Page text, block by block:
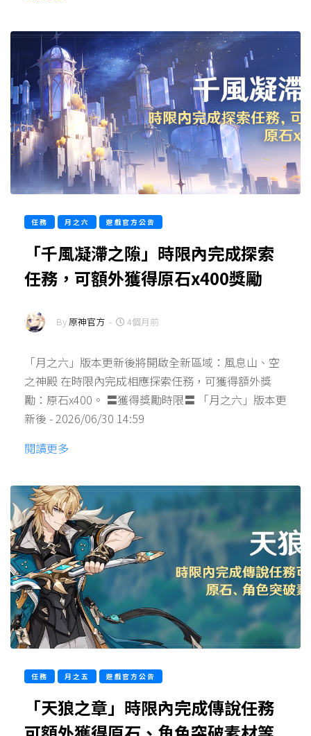
任務 月之六 遊戲官方公告
「千風凝滯之隙」時限內完成探索
任務，可額外獲得原石x400獎勵
By原神官方 - 4個月前
「月之六」版本更新後將開啟全新區域：風息山、空
之神殿 在時限內完成相應探索任務，可獲得額外獎
勵：原石x400。 〓獲得獎勵時限〓 「月之六」版本更
新後 - 2026/06/30 14:59
閱讀更多
任務 月之五 遊戲官方公告
「天狼之章」時限內完成傳說任務